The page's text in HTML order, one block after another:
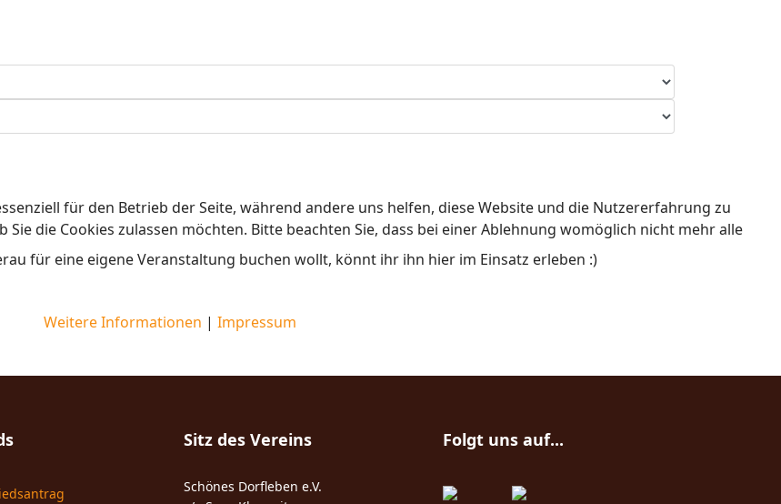
für eine eigene Veranstaltung buchen wollt, könnt ihr ihn hier im Einsatz erleben :)
Sitz des Vereins
Schönes Dorfleben e.V.
Folgt uns auf...
für den Betrieb der Seite, während andere uns helfen, diese Website und die Nutzererfahrung zu
die Cookies zulassen möchten. Bitte beachten Sie, dass bei einer Ablehnung womöglich nicht mehr alle
Weitere Informationen | Impressum